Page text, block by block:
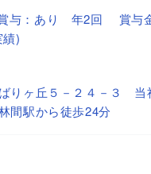
与：あり 年2回 賞与
)
りヶ丘５－２４－３
間駅から徒歩24分